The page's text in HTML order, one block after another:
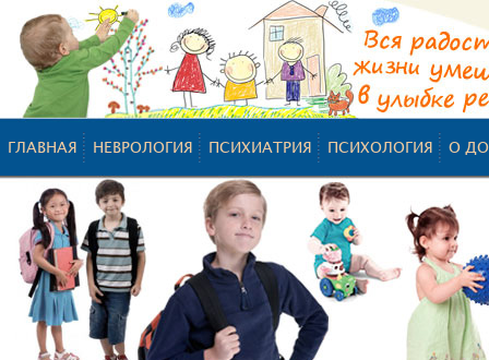
ГЛАВНАЯ НЕВРОЛОГИЯ ПСИХИАТРИЯ ПСИХОЛОГИЯ О